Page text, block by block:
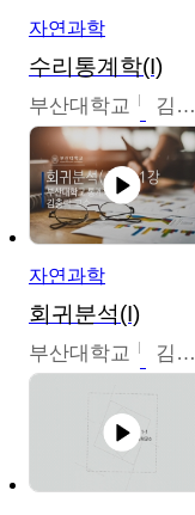
자연과학
수리통계학(I)
부산대학교 김충락
자연과학
회귀분석(I)
부산대학교 김충락